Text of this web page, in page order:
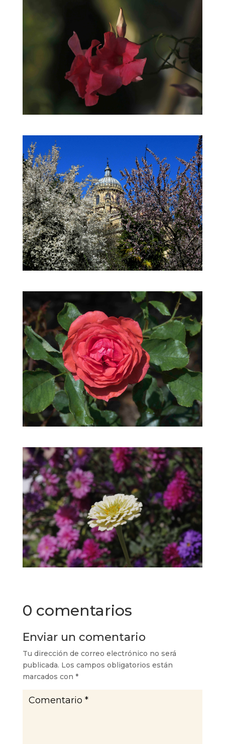
0 comentarios
Enviar un comentario
Tu dirección de correo electrónico no será
publicada. Los campos obligatorios están
marcados con *